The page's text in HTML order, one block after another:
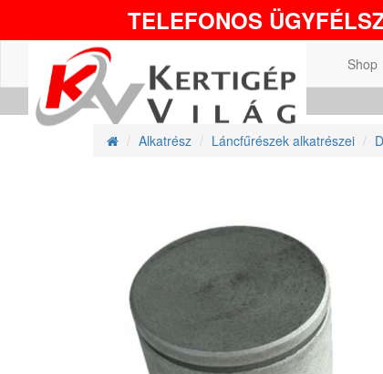
TELEFONOS
Shop
Alkatrész Láncfűrészek alkatrészei